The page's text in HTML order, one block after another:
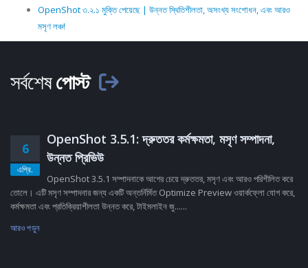
OpenShot ৩.২.১ মুক্তি পেয়েছে | উন্নত স্থিতিশীলতা, অসংখ্য সংশোধন, এবং আরও
মসৃণ লঞ্চ!
সর্বশেষপোস্ট
6
এপ্রি.
OpenShot 3.5.1: দ্রুততর কর্মক্ষমতা, মসৃণ সম্পাদনা,
উন্নত প্রিভিউ
OpenShot 3.5.1 সম্পাদনাকে আগের চেয়ে দ্রুততর, মসৃণ এবং আরও পরিশীলিত করে
তোলে। এটি মসৃণ সম্পাদনার জন্য একটি অন্তর্নির্মিত Optimize Preview ওয়ার্কফ্লো যোগ করে,
কর্মক্ষমতা এবং প্রতিক্রিয়াশীলতা উন্নত করে, টাইমলাইন জু......
আরও পড়ুন